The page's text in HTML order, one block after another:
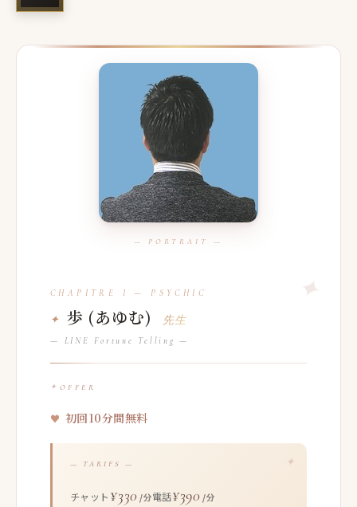
歩 (あゆむ) 先生
— LINE Fortune Telling —
OFFER
初回10分間無料
— TARIFS —
チャット ¥330 /分電話¥390 /分